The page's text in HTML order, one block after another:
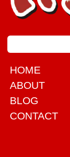
HOME
ABOUT
BLOG
CONTACT